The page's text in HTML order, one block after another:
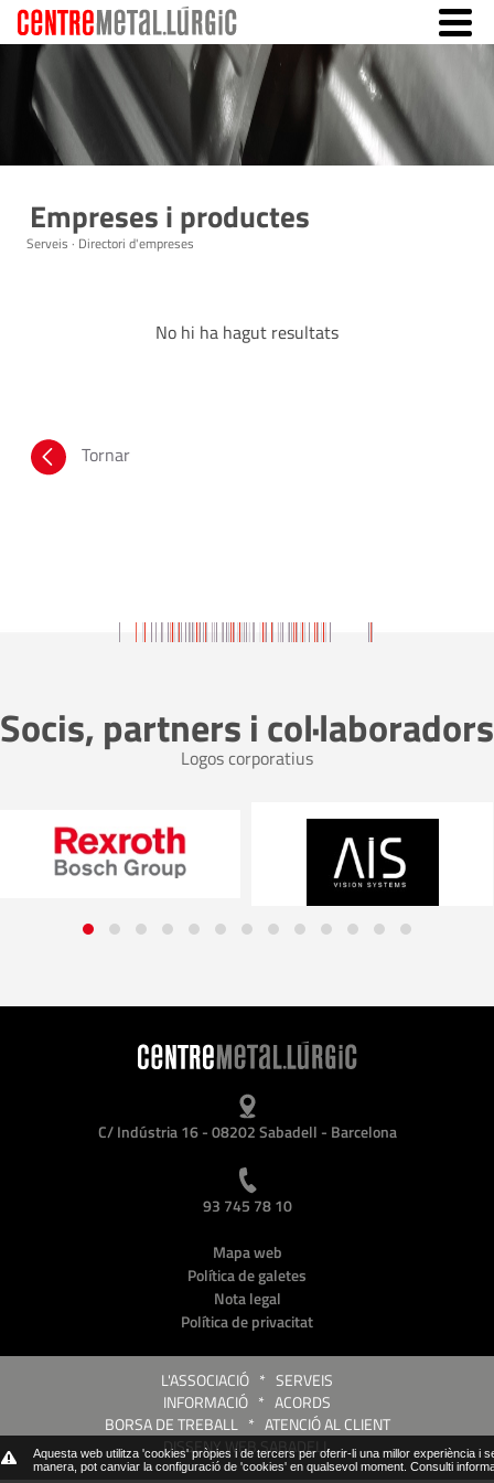
Aquesta web utilitza 'cookies' pròpies i de tercers per oferir-li una millor experiència
manera, pot canviar la configuració de 'cookies' en qualsevol moment. Consulti
Empreses i productes
Serveis · Directori d'empreses
No hi ha hagut resultats
Tornar
Socis, partners i col·laboradors
Logos corporatius
C/ Indústria 16 - 08202 Sabadell - Barcelona
93 745 78 10
Mapa web
Política de galetes
Nota legal
Política de privacitat
L'ASSOCIACIÓ * SERVEIS
INFORMACIÓ * ACORDS
BORSA DE TREBALL* ATENCIÓ AL CLIENT
DISSENY WEB SABADELL